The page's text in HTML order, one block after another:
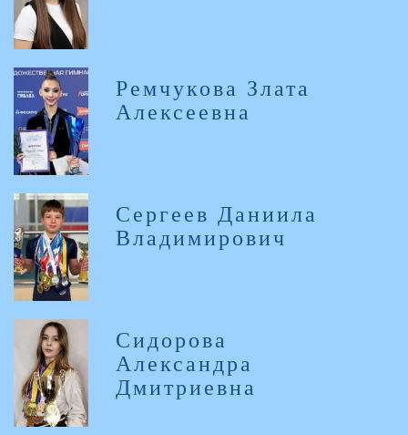
Ремчукова Злата
Алексеевна
Сергеев Даниила
Владимирович
Сидорова
Александра
Дмитриевна